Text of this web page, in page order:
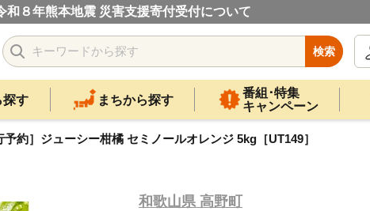
和８年熊本地震 災害支援寄付受付について
検索
探す まちから探す
番組･特集
キャンペーン
予約］ジューシー柑橘 セミノールオレンジ 5kg［UT149］
和歌山県 高野町